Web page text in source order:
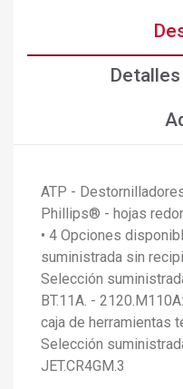
ATP -
Phillips® - hojas
• 4 Opciones
suministrada sin
Selección
BT.11A. -
caja de herramientas
Selección
JET.CR4GM.3